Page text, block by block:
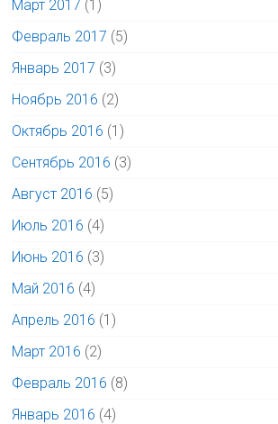
Март 2017 (1)
Февраль 2017 (5)
Январь 2017 (3)
Ноябрь 2016 (2)
Октябрь 2016 (1)
Сентябрь 2016 (3)
Август 2016 (5)
Июль 2016 (4)
Июнь 2016 (3)
Май 2016 (4)
Апрель 2016 (1)
Март 2016 (2)
Февраль 2016 (8)
Январь 2016 (4)